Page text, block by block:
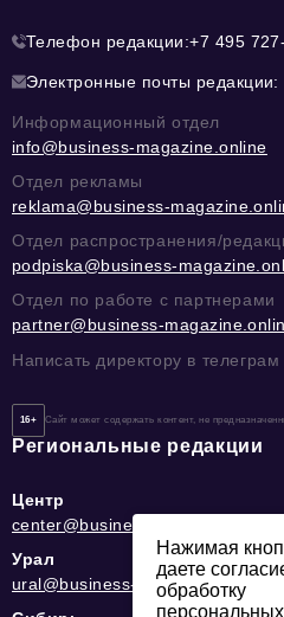
Телефон редакции:+7 495
Электронные почты редакции:
Информационный отдел
info@business-magazine.online
Отдел рекламы
reklama@business-
Отдел распространения/
podpiska@business-
Отдел по работе с партнерами
partner@business-
Написать директору в телеграм
16+ Сайт может содержать контент, не
Региональные редакции
Центр
center@business-magazine.online
Урал
ural@business-magazine.online
Нажимая
даете
обработку